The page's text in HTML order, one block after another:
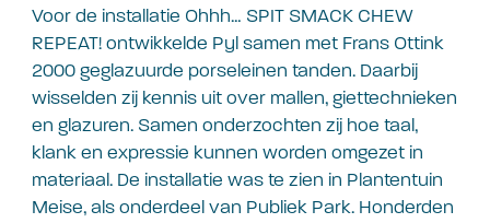
Voor de installatie Ohhh… SPIT SMACK CHEW
REPEAT! ontwikkelde Pyl samen met Frans Ottink
2000 geglazuurde porseleinen tanden. Daarbij
wisselden zij kennis uit over mallen, giettechnieken
en glazuren. Samen onderzochten zij hoe taal,
klank en expressie kunnen worden omgezet in
materiaal. De installatie was te zien in Plantentuin
Meise, als onderdeel van Publiek Park. Honderden